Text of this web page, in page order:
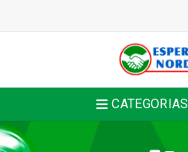
CATEGORIAS